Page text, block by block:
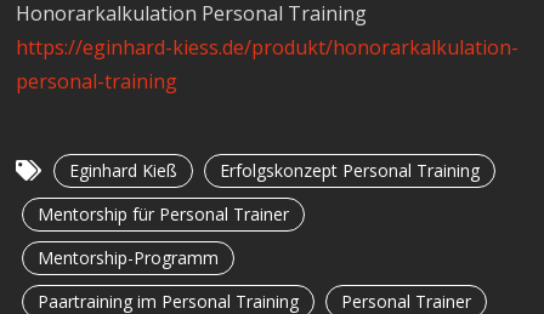
Honorarkalkulation Personal Training
https://eginhard-kiess.de/produkt/honorarkalkulation-
personal-training
Eginhard Kieß
Erfolgskonzept Personal Training
Mentorship für Personal Trainer
Mentorship-Programm
Paartraining im Personal Training
Personal Trainer